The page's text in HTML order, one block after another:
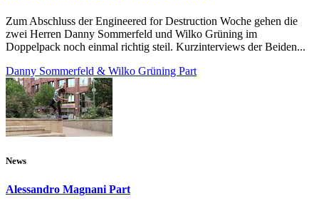
Zum Abschluss der Engineered for Destruction Woche gehen die
zwei Herren Danny Sommerfeld und Wilko Grüning im
Doppelpack noch einmal richtig steil. Kurzinterviews der Beiden...
Danny Sommerfeld & Wilko Grüning Part
News
Alessandro Magnani Part